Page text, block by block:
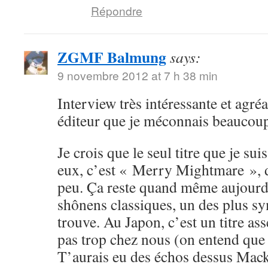
Répondre
ZGMF Balmungsays:
9 novembre 2012 at 7 h 38 min
Interview très intéressante et
éditeur que je méconnais
Je crois que le seul titre que je
eux, c’est « Merry Mightmare »,
peu. Ça reste quand même
shônens classiques, un des plus
trouve. Au Japon, c’est un titre
pas trop chez nous (on entend
T’aurais eu des échos dessus